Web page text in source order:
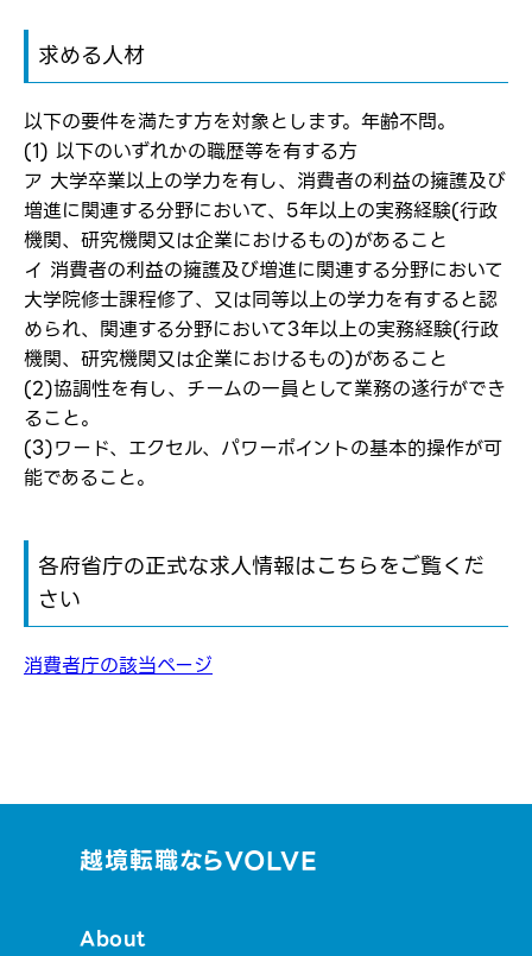
応募完了通知をする
転職報告をする
パスワード
※パスワードを忘れた方はコチラ
新規会員登録
求める人材
以下の要件を満たす方を対象とします。年齢不問。
(1) 以下のいずれかの職歴等を有する方
ア 大学卒業以上の学力を有し、消費者の利益の擁護及び
増進に関連する分野において、5年以上の実務経験(行政
機関、研究機関又は企業におけるもの)があること
イ 消費者の利益の擁護及び増進に関連する分野において
大学院修士課程修了、又は同等以上の学力を有すると認
められ、関連する分野において3年以上の実務経験(行政
機関、研究機関又は企業におけるもの)があること
(2)協調性を有し、チームの一員として業務の遂行ができ
ること。
(3)ワード、エクセル、パワーポイントの基本的操作が可
能であること。
各府省庁の正式な求人情報はこちらをご覧くだ
さい
消費者庁の該当ページ
越境転職ならVOLVE
About